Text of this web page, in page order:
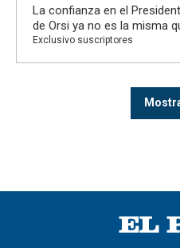
La confianza en el
de Orsi ya no es la misma
Exclusivo suscriptores